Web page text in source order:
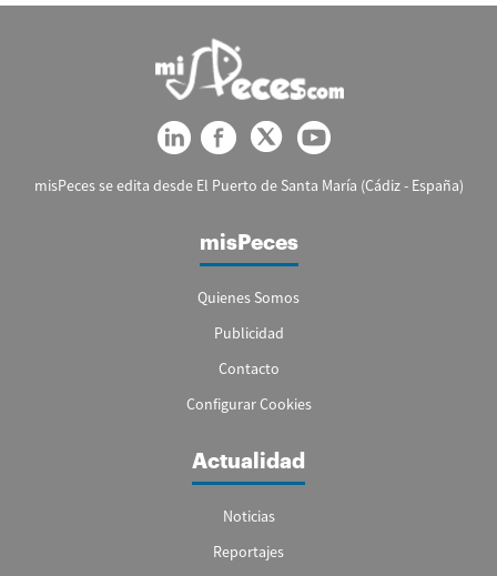
misPeces se edita desde El Puerto de Santa María (Cádiz - España)
misPeces
Quienes Somos
Publicidad
Contacto
Configurar Cookies
Actualidad
Noticias
Reportajes